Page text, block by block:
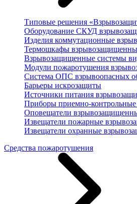
Типовые решения
Оборудование СКУД
Изделия коммутационные
Термошкафы
Взрывозащищенные системы
Модули пожаротушения
Система ОПС взрывоопасных
Барьеры искрозащиты
Источники питания
Приборы приемно-
Оповещатели
Извещатели пожарные
Извещатели охранные
Средства пожаротушения